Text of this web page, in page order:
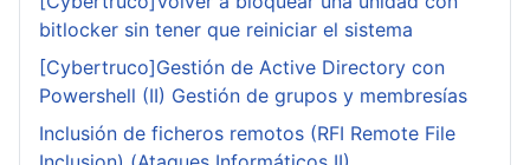
bitlocker sin tener que reiniciar el sistema
[Cybertruco]Gestión de Active Directory con
Powershell (II) Gestión de grupos y membresías
Inclusión de ficheros remotos (RFI Remote File